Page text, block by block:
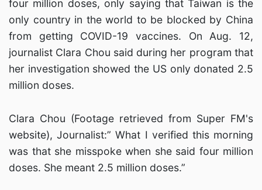
four million doses, only saying that Taiwan is the
only country in the world to be blocked by China
from getting COVID-19 vaccines. On Aug. 12,
journalist Clara Chou said during her program that
her investigation showed the US only donated 2.5
million doses.
Clara Chou (Footage retrieved from Super FM's
website), Journalist:” What I verified this morning
was that she misspoke when she said four million
doses. She meant 2.5 million doses.”